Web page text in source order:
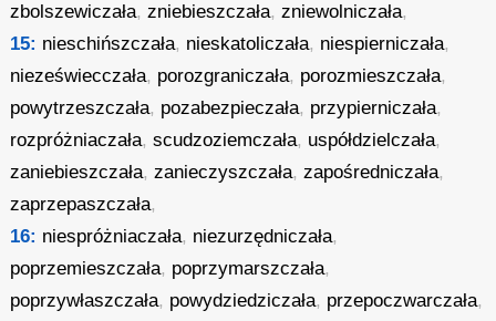
zbolszewiczała,zniebieszczała,zniewolniczała,
15: nieschińszczała, nieskatoliczała, niespierniczała,
niezeświecczała, porozgraniczała, porozmieszczała,
powytrzeszczała, pozabezpieczała, przypierniczała,
rozpróżniaczała,scudzoziemczała, uspółdzielczała,
zaniebieszczała,zanieczyszczała,zapośredniczała,
zaprzepaszczała,
16: niespróżniaczała, niezurzędniczała,
poprzemieszczała, poprzymarszczała,
poprzywłaszczała, powydziedziczała, przepoczwarczała,